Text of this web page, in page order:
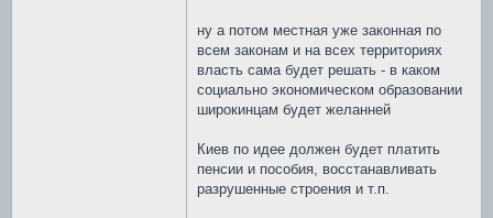
ну а потом местная уже законная по
всем законам и на всех территориях
власть сама будет решать - в каком
социально экономическом образовании
широкинцам будет желанней
Киев по идее должен будет платить
пенсии и пособия, восстанавливать
разрушенные строения и т.п.